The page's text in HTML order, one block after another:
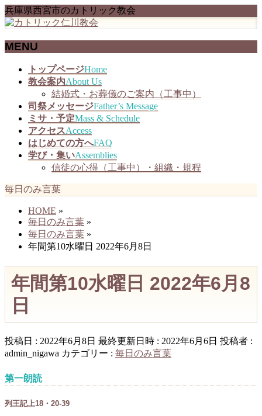
兵庫県西宮市のカトリック教会
MENU
トップページHome
教会案内About Us
結婚式・お葬儀のご案内（工事中）
司祭メッセージFather’s Message
ミサ・予定Mass & Schedule
アクセスAccess
はじめての方へFAQ
学び・集いAssemblies
信徒の心得（工事中）・組織・規程
毎日のみ言葉
HOME »
毎日のみ言葉 »
毎日のみ言葉 »
年間第10水曜日 2022年6月8日
年間第10水曜日 2022年6月8
日
投稿日 : 2022年6月8日 最終更新日時 : 2022年6月6日 投稿者 :
admin_nigawa カテゴリー : 毎日のみ言葉
第一朗読
列王記上18・20-39